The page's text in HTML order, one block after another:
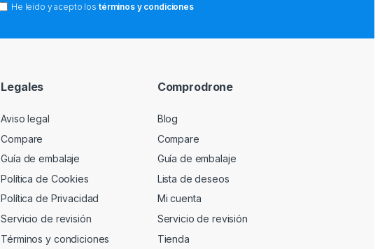
He leído y acepto los términos y condiciones
Legales
Aviso legal
Compare
Guía de embalaje
Política de Cookies
Política de Privacidad
Servicio de revisión
Términos y condiciones
Comprodrone
Blog
Compare
Guía de embalaje
Lista de deseos
Mi cuenta
Servicio de revisión
Tienda